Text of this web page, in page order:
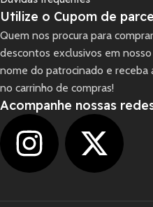
Utilize o Cupom de
Quem nos procura para
descontos exclusivos em
nome do patrocinado e
no carrinho de compras!
Acompanhe nossas